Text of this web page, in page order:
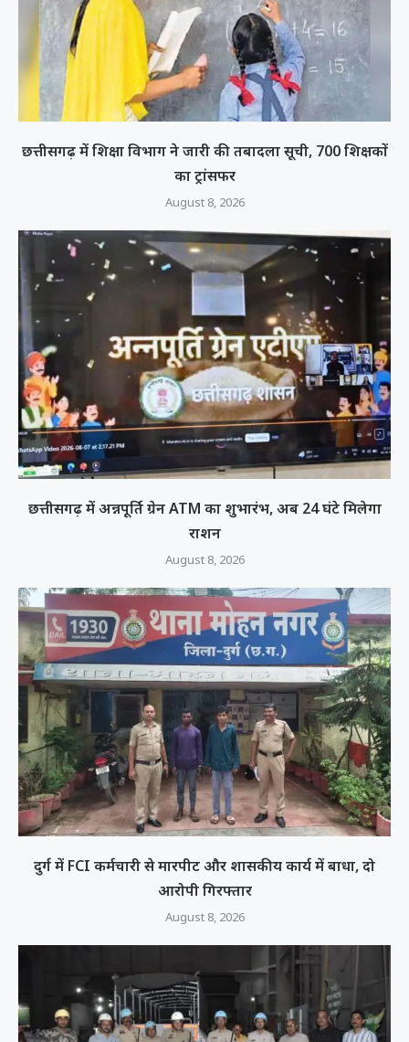
छत्तीसगढ़ में शिक्षा विभाग ने जारी की तबादला सूची, 700 शिक्षकों
का ट्रांसफर
August 8, 2026
छत्तीसगढ़ में अन्नपूर्ति ग्रेन ATM का शुभारंभ, अब 24 घंटे मिलेगा
राशन
August 8, 2026
दुर्ग में FCI कर्मचारी से मारपीट और शासकीय कार्य में बाधा, दो
आरोपी गिरफ्तार
August 8, 2026